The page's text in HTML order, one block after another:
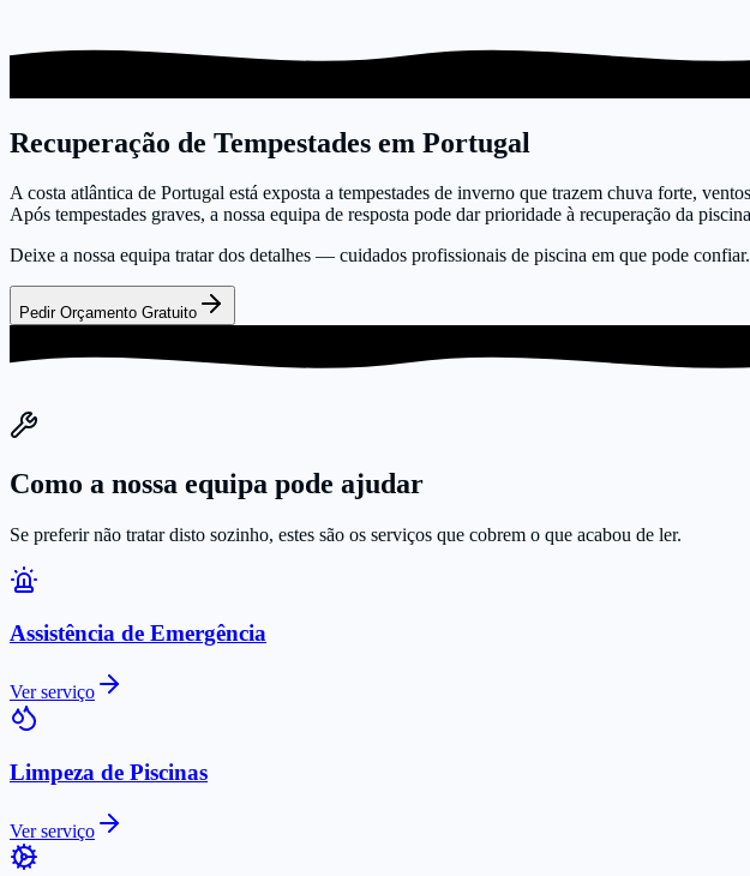
Recuperação de Tempestades em Portugal
A costa atlântica de Portugal está exposta a tempestades de inverno que trazem chuva forte,
Após tempestades graves, a nossa equipa de resposta pode dar prioridade à recuperação da
Deixe a nossa equipa tratar dos detalhes — cuidados profissionais de piscina em que pode confiar.
Pedir Orçamento Gratuito
Como a nossa equipa pode ajudar
Se preferir não tratar disto sozinho, estes são os serviços que cobrem o que acabou de ler.
Assistência de Emergência
Ver serviço
Limpeza de Piscinas
Ver serviço